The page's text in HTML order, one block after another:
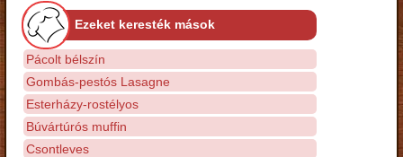
Ezeket keresték mások
Pácolt bélszín
Gombás-pestós Lasagne
Esterházy-rostélyos
Búvártúrós muffin
Csontleves